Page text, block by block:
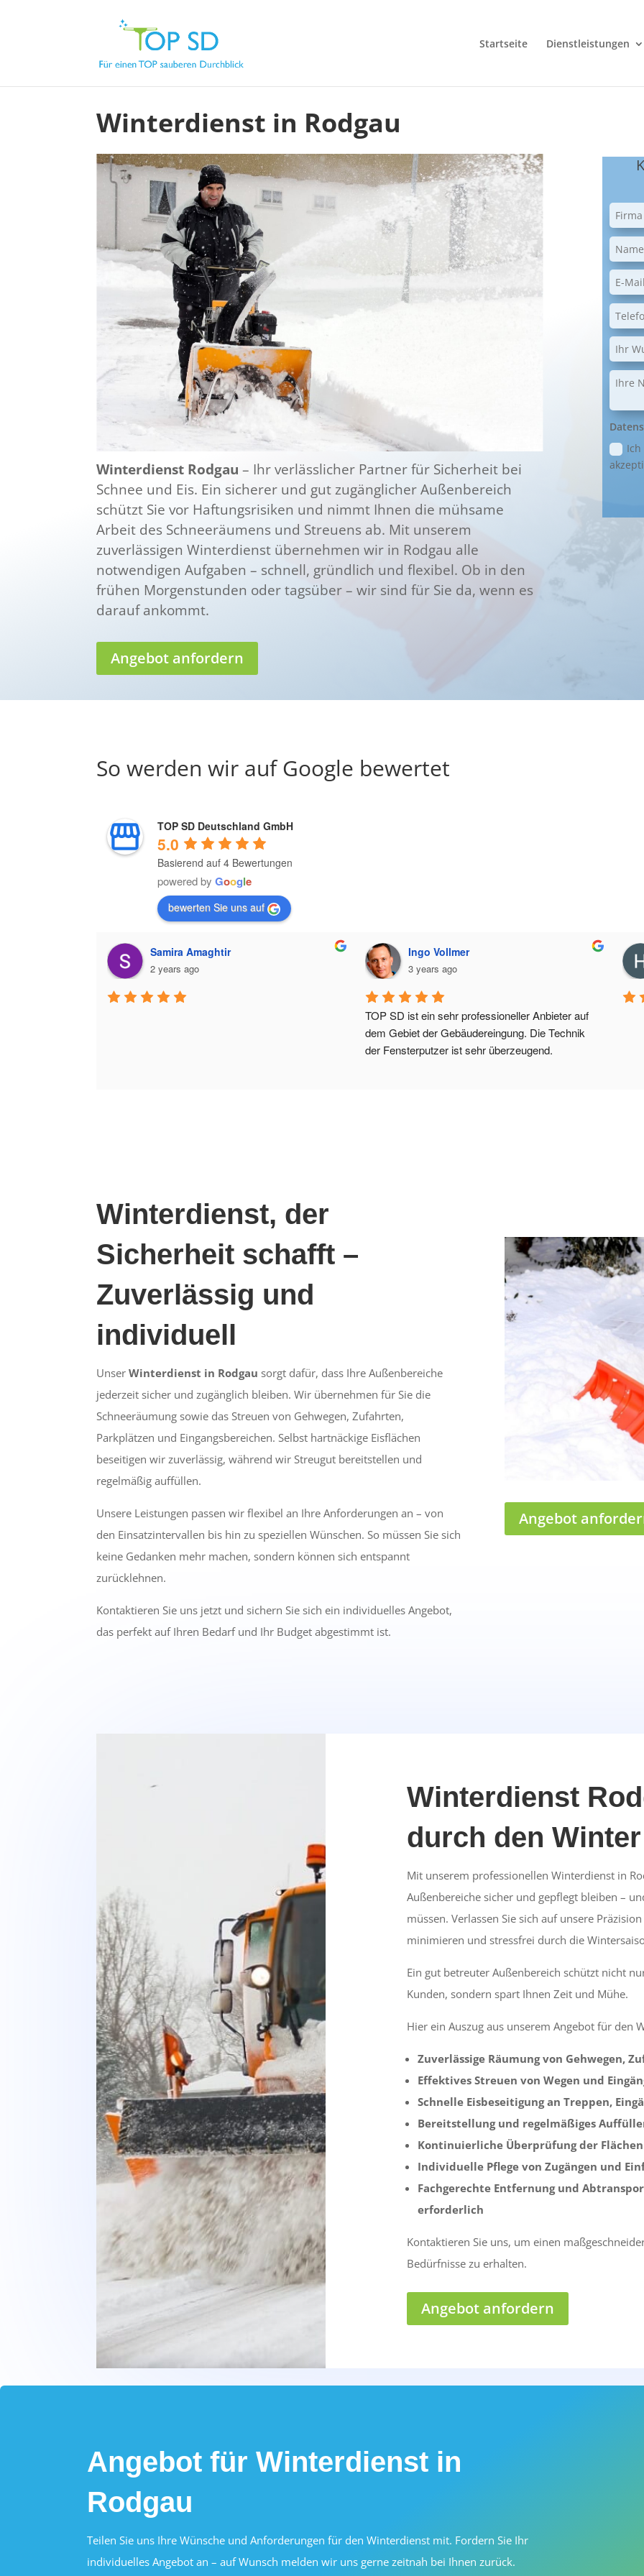
Startseite Dienstleistungen
Winterdienst in Rodgau
Winterdienst Rodgau – Ihr verlässlicher Partner für Sicherheit bei
Schnee und Eis. Ein sicherer und gut zugänglicher Außenbereich
schützt Sie vor Haftungsrisiken und nimmt Ihnen die mühsame
Arbeit des Schneeräumens und Streuens ab. Mit unserem
zuverlässigen Winterdienst übernehmen wir in Rodgau alle
notwendigen Aufgaben – schnell, gründlich und flexibel. Ob in den
frühen Morgenstunden oder tagsüber – wir sind für Sie da, wenn es
darauf ankommt.
Angebot anfordern
So werden wir auf Google bewertet
TOP SD Deutschland GmbH
5.0
Basierend auf 4 Bewertungen
powered byGoogle
bewerten Sie uns auf
Samira Amaghtir
2 years ago
Ingo Vollmer
3 years ago
TOP SD ist ein sehr professioneller Anbieter auf
dem Gebiet der Gebäudereingung. Die Technik
der Fensterputzer ist sehr überzeugend.
Winterdienst, der
Sicherheit schafft –
Zuverlässig und
individuell
UnserWinterdienst in Rodgau sorgt dafür, dass Ihre Außenbereiche
jederzeit sicher und zugänglich bleiben. Wir übernehmen für Sie die
Schneeräumung sowie das Streuen von Gehwegen, Zufahrten,
Parkplätzen und Eingangsbereichen. Selbst hartnäckige Eisflächen
beseitigen wir zuverlässig, während wir Streugut bereitstellen und
regelmäßig auffüllen.
Unsere Leistungen passen wir flexibel an Ihre Anforderungen an – von
den Einsatzintervallen bis hin zu speziellen Wünschen. So müssen Sie sich
keine Gedanken mehr machen, sondern können sich entspannt
zurücklehnen.
Kontaktieren Sie uns jetzt und sichern Sie sich ein individuelles Angebot,
das perfekt auf Ihren Bedarf und Ihr Budget abgestimmt ist.
Angebot
Winterdienst
durch den Winter
Mit unserem professionellen Winterdienst in
Außenbereiche sicher und gepflegt bleiben –
müssen. Verlassen Sie sich auf unsere
minimieren und stressfrei durch die
Ein gut betreuter Außenbereich schützt nicht
Kunden, sondern spart Ihnen Zeit und Mühe.
Hier ein Auszug aus unserem Angebot für den
Zuverlässige Räumung von Gehwegen,
Effektives Streuen von Wegen und
Schnelle Eisbeseitigung an Treppen,
Bereitstellung und regelmäßiges
Kontinuierliche Überprüfung der
Individuelle Pflege von Zugängen und
Fachgerechte Entfernung und
erforderlich
Kontaktieren Sie uns, um einen
Bedürfnisse zu erhalten.
Angebot anfordern
Angebot für Winterdienst in
Rodgau
Teilen Sie uns Ihre Wünsche und Anforderungen für den Winterdienst mit. Fordern Sie Ihr
individuelles Angebot an – auf Wunsch melden wir uns gerne zeitnah bei Ihnen zurück.